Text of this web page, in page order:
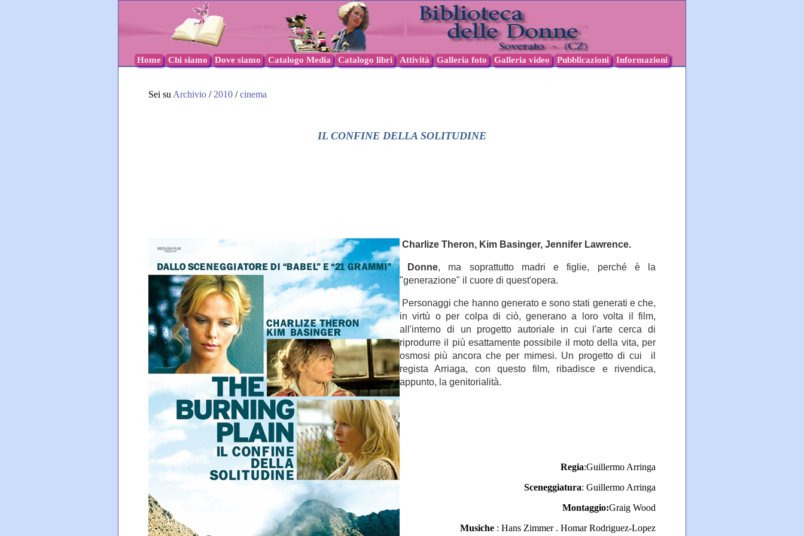
Home Chi siamo Dove siamo Catalogo Media Catalogo libri Attività Galleria foto Galleria video Pubblicazioni Informazioni
Sei su Archivio / 2010 /cinema
IL CONFINE DELLA SOLITUDINE
Charlize Theron, Kim Basinger, Jennifer Lawrence.
Donne, ma soprattutto madri e figlie, perché è la
"generazione" il cuore di quest'opera.
Personaggi che hanno generato e sono stati generati e che,
in virtù o per colpa di ciò, generano a loro volta il film,
all'interno di un progetto autoriale in cui l'arte cerca di
riprodurre il più esattamente possibile il moto della vita, per
osmosi più ancora che per mimesi. Un progetto di cui il
regista Arriaga, con questo film, ribadisce e rivendica,
appunto, la genitorialità.
Regia:Guillermo Arringa
Sceneggiatura: Guillermo Arringa
Montaggio:Graig Wood
Musiche : Hans Zimmer . Homar Rodriguez-Lopez